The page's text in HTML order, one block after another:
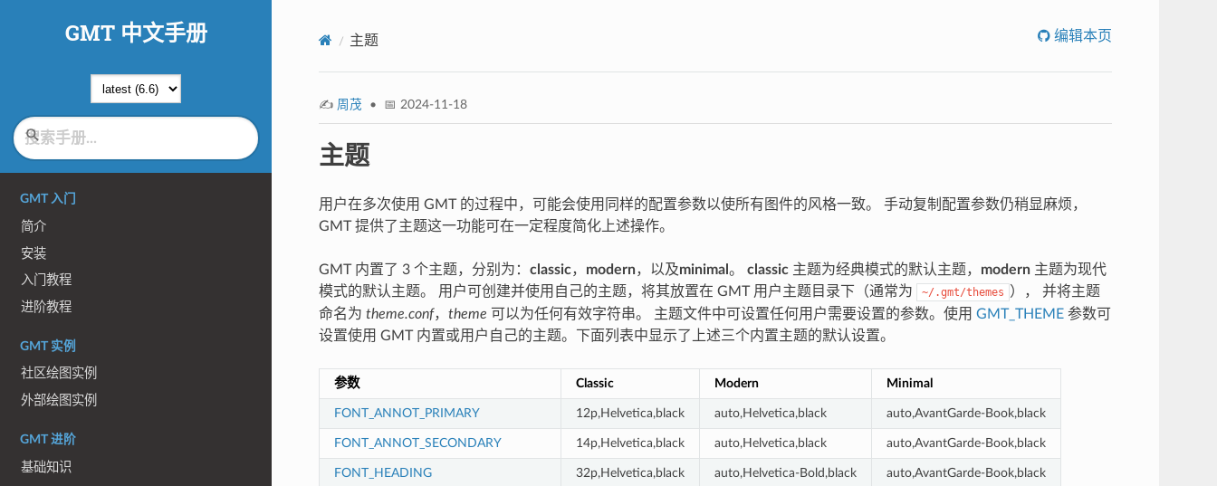
GMT 中文手册
GMT 入门
简介
安装
入门教程
进阶教程
GMT 实例
社区绘图实例
外部绘图实例
GMT 进阶
基础知识
主题 编辑本页
✍️ 周茂 • 📅 2024-11-18
主题
用户在多次使用 GMT 的过程中，可能会使用同样的配置参数以使所有图件的风格一致。 手动复制配置参数仍稍显麻烦，
GMT 提供了主题这一功能可在一定程度简化上述操作。
GMT 内置了 3 个主题，分别为： classic， modern，以及minimal 。 classic主题为经典模式的默认主题， modern主题为现代
模式的默认主题。 用户可创建并使用自己的主题，将其放置在 GMT 用户主题目录下（通常为
~/.gmt/themes
）， 并将主题
命名为 theme.conf， theme 可以为任何有效字符串。 主题文件中可设置任何用户需要设置的参数。使用 GMT_THEME参数可
设置使用 GMT 内置或用户自己的主题。下面列表中显示了上述三个内置主题的默认设置。
参数 Classic Modern Minimal
FONT_ANNOT_PRIMARY 12p,Helvetica,black auto,Helvetica,black auto,AvantGarde-Book,black
FONT_ANNOT_SECONDARY 14p,Helvetica,black auto,Helvetica,black auto,AvantGarde-Book,black
FONT_HEADING 32p,Helvetica,black auto,Helvetica-Bold,black auto,AvantGarde-Book,black